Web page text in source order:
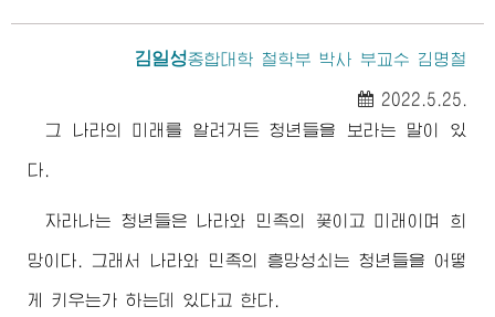
김일성종합대학 철학부 박사 부교수 김명철
2022.5.25.
그 나라의 미래를 알려거든 청년들을 보라는 말이 있
다.
자라나는 청년들은 나라와 민족의 꽃이고 미래이며 희
망이다. 그래서 나라와 민족의 흥망성쇠는 청년들을 어떻
게 키우는가 하는데 있다고 한다.